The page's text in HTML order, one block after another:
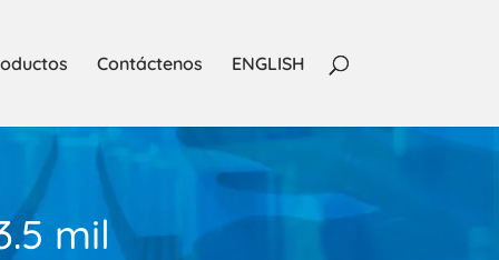
Contáctenos ENGLISH
mil